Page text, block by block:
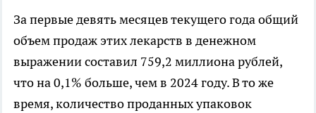
За первые девять месяцев текущего года общий
объем продаж этих лекарств в денежном
выражении составил 759,2 миллиона рублей,
что на 0,1% больше, чем в 2024 году. В то же
время, количество проданных упаковок